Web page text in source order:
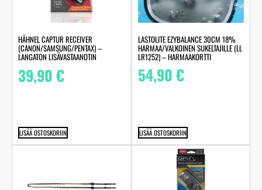
HÄHNEL CAPTUR RECEIVER
(CANON/SAMSUNG/PENTAX) –
LANGATON LISÄVASTAANOTIN
39,90€
LISÄÄ OSTOSKORIIN
LASTOLITE EZYBALANCE 30CM 18%
HARMAA/VALKOINEN SUKELTAJILLE (LL
LR1252) – HARMAAKORTTI
54,90€
LISÄÄ OSTOSKORIIN